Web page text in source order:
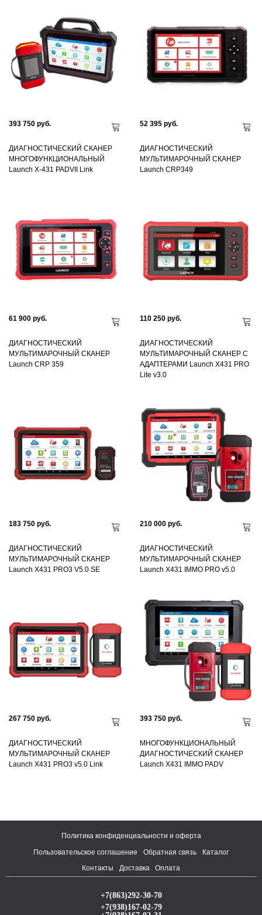
393 750 руб.
ДИАГНОСТИЧЕСКИЙ СКАНЕР
МНОГОФУНКЦИОНАЛЬНЫЙ
Launch X-431 PADVII Link
52 395 руб.
ДИАГНОСТИЧЕСКИЙ
МУЛЬТИМАРОЧНЫЙ СКАНЕР
Launch CRP349
61 900 руб.
ДИАГНОСТИЧЕСКИЙ
МУЛЬТИМАРОЧНЫЙ СКАНЕР
Launch CRP 359
110 250 руб.
ДИАГНОСТИЧЕСКИЙ
МУЛЬТИМАРОЧНЫЙ СКАНЕР C
АДАПТЕРАМИ Launch X431 PRO
Lite v3.0
183 750 руб.
ДИАГНОСТИЧЕСКИЙ
МУЛЬТИМАРОЧНЫЙ СКАНЕР
Launch X431 PRO3 V5.0 SE
210 000 руб.
ДИАГНОСТИЧЕСКИЙ
МУЛЬТИМАРОЧНЫЙ СКАНЕР
Launch X431 IMMO PRO v5.0
267 750 руб.
ДИАГНОСТИЧЕСКИЙ
МУЛЬТИМАРОЧНЫЙ СКАНЕР
Launch X431 PRO3 v5.0 Link
393 750 руб.
МНОГОФУНКЦИОНАЛЬНЫЙ
ДИАГНОСТИЧЕСКИЙ СКАНЕР
Launch X431 IMMO PADV
Политика конфиденциальности и оферта
Пользовательское соглашение
Обратная связь
Каталог
Контакты
Доставка Оплата
+7(863)292-30-70
+7(938)167-02-79